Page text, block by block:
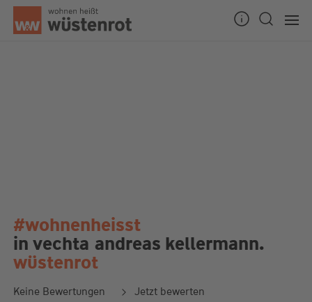
#wohnenheisst
in vechta andreas kellermann.
wüstenrot
Keine Bewertungen Jetzt bewerten